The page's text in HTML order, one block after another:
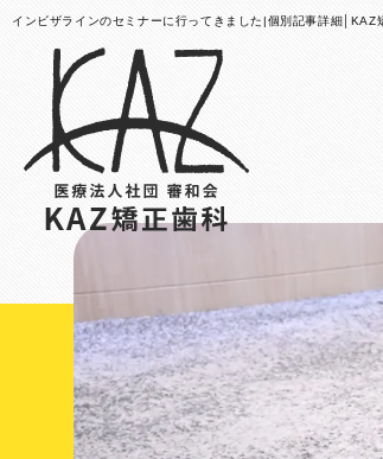
インビザラインのセミナーに行ってきました|個別記事詳細
医院案内
矯正歯科治療のご案内
その他